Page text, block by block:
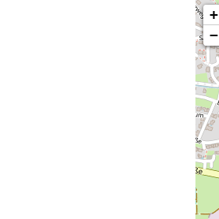
+
−